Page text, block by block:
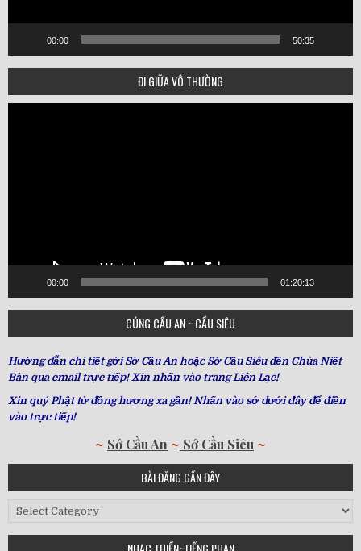
00:00 50:35
ĐI GIỮA VÔ THƯỜNG
00:00 01:20:13
CÚNG CẦU AN ~ CẦU SIÊU
Hướng dẫn chi tiết gởi Sớ Cầu An hoặc Sớ Cầu Siêu đến Chùa Niết
Bàn qua email trực tiếp! Xin nhấn vào trang Liên Lạc!
Xin quý Phật tử đồng hương xa gần! Nhấn vào sớ dưới đây để điền
vào trực tiếp!
~ Sớ Cầu An ~ Sớ Cầu Siêu ~
BÀI ĐĂNG GẦN ĐÂY
Bài
Gần